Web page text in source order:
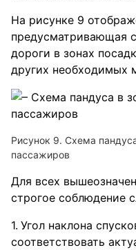
На рисунке 9
предусматривающая
дороги в зонах
других необходимых
Рисунок 9. Схема
пассажиров
Для всех
строгое соблюдение
Угол наклона
соответствовать